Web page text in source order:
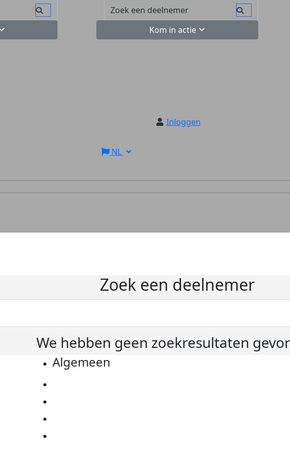
Kom in actie
Inloggen
NL
Zoek een deelnemer
We hebben geen zoekresultaten
Algemeen